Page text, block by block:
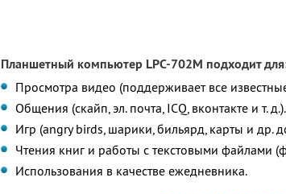
Планшетный компьютер LPC-702M подходит
Просмотра видео (поддерживает все
Общения (скайп, эл. почта, ICQ, вконтакте и т. д.).
Игр (angry birds, шарики, бильярд, карты и др.
Чтения книг и работы с текстовыми файлами
Использования в качестве ежедневника.